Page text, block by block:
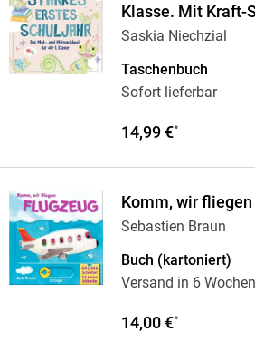
Klasse. Mit Kraft-
Saskia Niechzial
Taschenbuch
Sofort lieferbar
14,99 €*
Komm, wir
Sebastien Braun
Buch (kartoniert)
Versand in 6 Wochen
14,00 €*